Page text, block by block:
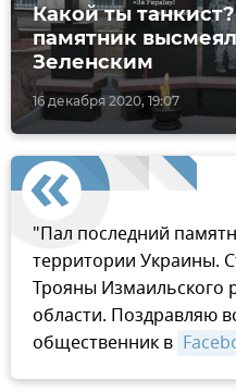
16 декабря 2020, 19:07
Какой ты
памятник
Зеленским
"Пал последний
территории Украины.
Трояны Измаильского
области. Поздравляю
общественник в